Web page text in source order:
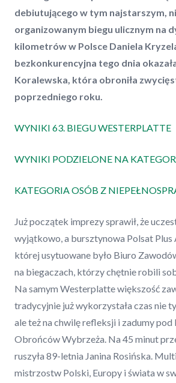
debiutującego w tym najstarszym,
organizowanym biegu ulicznym na
kilometrów w Polsce Daniela
bezkonkurencyjna tego dnia
Koralewska, która obroniła
poprzedniego roku.
WYNIKI 63. BIEGU WESTERPLATTE
WYNIKI PODZIELONE NA
KATEGORIA OSÓB Z
Już początek imprezy sprawił, że
wyjątkowo, a bursztynowa Polsat Plus
której usytuowane było Biuro
na biegaczach, którzy chętnie robili
Na samym Westerplatte większość
tradycyjnie już wykorzystała czas nie
ale też na chwilę refleksji i zadumy pod
Obrońców Wybrzeża. Na 45 minut
ruszyła 89-letnia Janina Rosińska.
mistrzostw Polski, Europy i świata w